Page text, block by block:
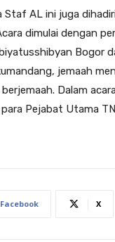
Staf AL ini juga
dimulai dengan
Bogor
jemaah
Dalam
Pejabat Utama
Facebook X